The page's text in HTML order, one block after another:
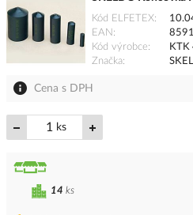
Kód ELFETEX
EAN
Kód výrobce
Značka
Cena s DPH
ks
14 ks